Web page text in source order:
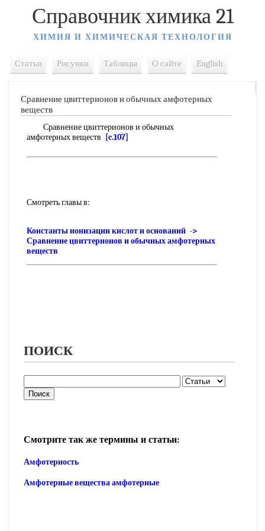
Справочник химика 21
ХИМИЯ И ХИМИЧЕСКАЯ ТЕХНОЛОГИЯ
Статьи Рисунки Таблицы О сайте English
Сравнение цвиттерионов и обычных амфотерных
веществ
Сравнение цвиттерионов и обычных
амфотерных веществ
[c.107]
Смотреть главы в:
Константы ионизации кислот и оснований ->
Сравнение цвиттерионов и обычных амфотерных
веществ
ПОИСК
Смотрите так же термины и статьи:
Амфотерность
Амфотерные вещества амфотерные